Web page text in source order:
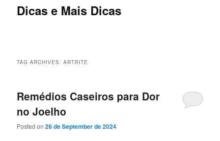
Dicas e Mais Dicas
TAG ARCHIVES:ARTRITE
Remédios Caseiros para Dor
no Joelho
Posted on26 de September de 2024